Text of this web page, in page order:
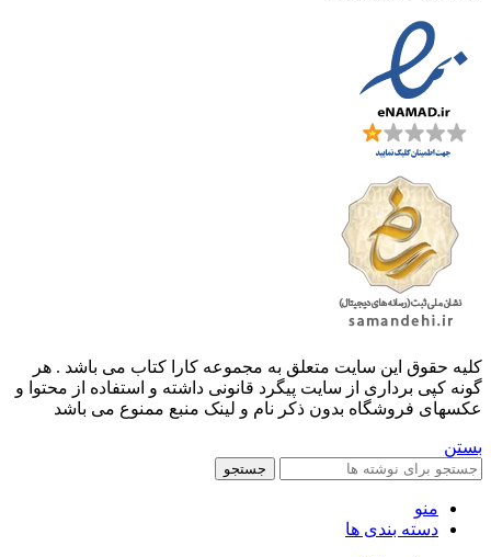
کليه حقوق اين سايت متعلق به مجموعه کارا کتاب می باشد . هر
گونه کپی برداری از سایت پیگرد قانونی داشته و استفاده از محتوا و
عکسهای فروشگاه بدون ذکر نام و لینک منبع ممنوع می باشد
بستن
جستجو
منو
دسته بندی ها